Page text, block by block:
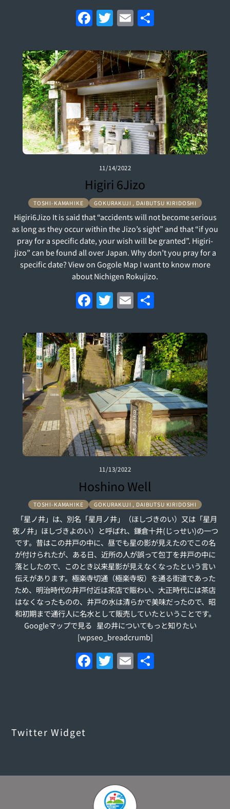
F
c
e
b
o
o
k
T
itt
er
E
ai
l
ar
e
11/14/2022
Higiri 6Jizo
TOSHI-KAMAHIKE GOKURAKUJI , DAIBUTSU KIRIDOSHI
Higiri6Jizo It is said that “accidents will not become serious
as long as they occur within the Jizo’s sight” and that “if you
pray for a specific date, your wish will be granted”. Higiri-
jizo” can be found all over Japan. Why don’t you pray for a
specific date? View on Gogole Map I want to know more
about Nichigen Rokujizo.
F
a
c
e
b
o
o
k
T
w
itt
er
E
m
ai
l
ar
e
11/13/2022
Hoshino Well
TOSHI-KAMAHIKE GOKURAKUJI , DAIBUTSU KIRIDOSHI
「星ノ井」は、別名「星月ノ井」（ほしづきのい）又は「星月
夜ノ井」ほしづきよのい）と呼ばれ、鎌倉十井(じっせい)の一つ
です。昔はこの井戸の中に、昼でも星の影が見えたのでこの名
が付けられたが、ある日、近所の人が誤って包丁を井戸の中に
落としたので、このとき以来星影が見えなくなったという言い
伝えがあります。極楽寺切通（極楽寺坂）を通る街道であった
ため、明治時代の井戸付近は茶店で賑わい、大正時代には茶店
はなくなったものの、井戸の水は清らかで美味だったので、昭
和初期まで通行人に名水として販売していたということです。
Googleマップで見る 星の井についてもっと知りたい
[wpseo_breadcrumb]
F
k
T E
Twitter Widget